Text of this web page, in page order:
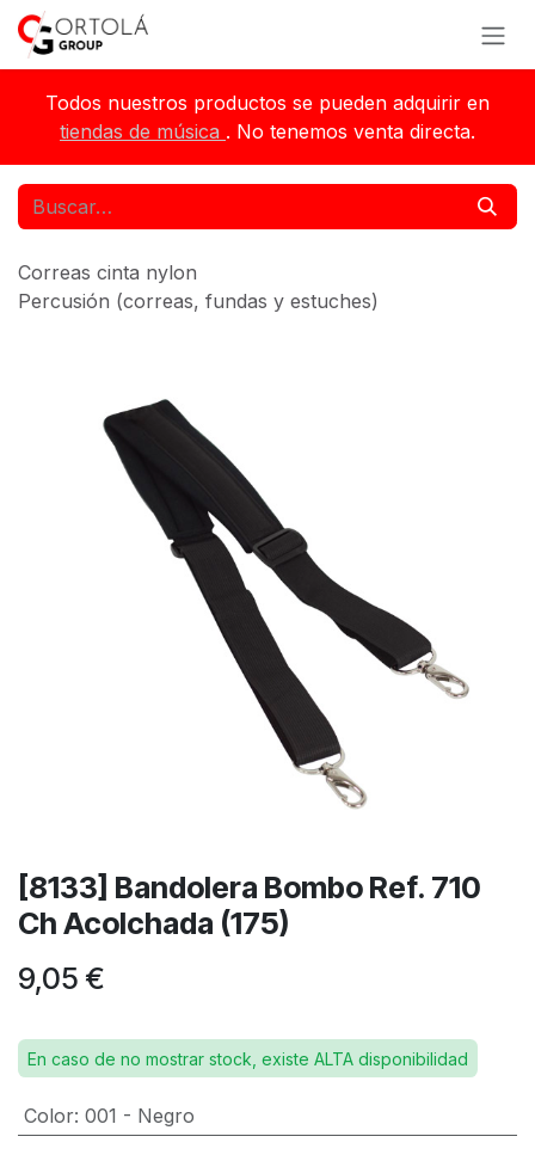
Ir al contenido
Todos nuestros productos se pueden adquirir en
tiendas de música . No tenemos venta directa.
Correas cinta nylon
Percusión (correas, fundas y estuches)
[8133] Bandolera Bombo Ref. 710
Ch Acolchada (175)
9,05 €
En caso de no mostrar stock, existe ALTA disponibilidad
Color: 001 - Negro